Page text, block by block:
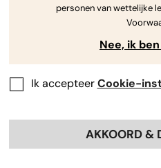
Cannabis Lifestyle Blogs
personen van wettelijke
Nee, ik
Ik accepteerCookie-
AKKOORD &